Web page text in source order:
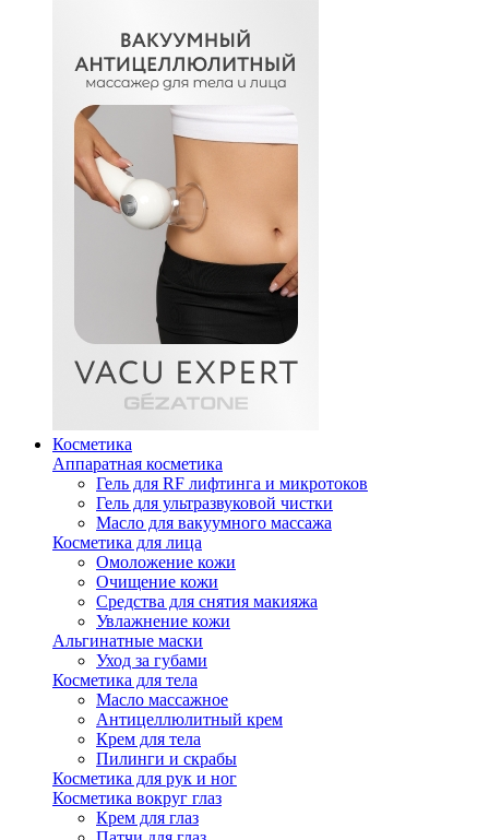
Косметика
Аппаратная косметика
Гель для RF лифтинга и микротоков
Гель для ультразвуковой чистки
Масло для вакуумного массажа
Косметика для лица
Омоложение кожи
Очищение кожи
Средства для снятия макияжа
Увлажнение кожи
Альгинатные маски
Уход за губами
Косметика для тела
Масло массажное
Антицеллюлитный крем
Крем для тела
Пилинги и скрабы
Косметика для рук и ног
Косметика вокруг глаз
Крем для глаз